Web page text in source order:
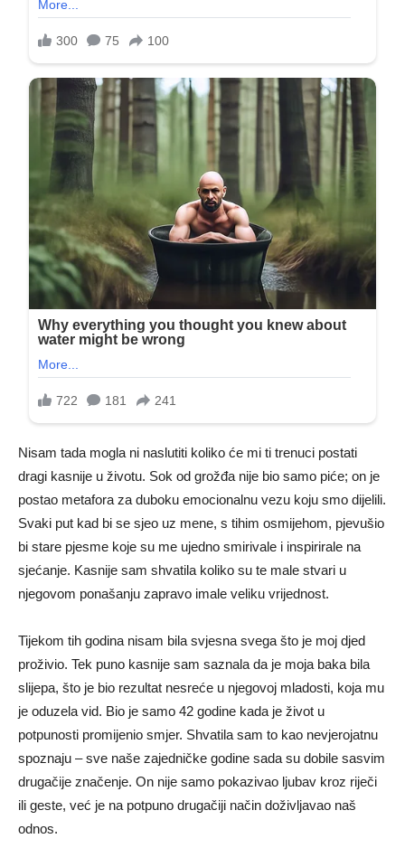
Nisam tada mogla ni naslutiti koliko će mi ti trenuci postati
dragi kasnije u životu. Sok od grožđa nije bio samo piće; on je
postao metafora za duboku emocionalnu vezu koju smo dijelili.
Svaki put kad bi se sjeo uz mene, s tihim osmijehom, pjevušio
bi stare pjesme koje su me ujedno smirivale i inspirirale na
sjećanje. Kasnije sam shvatila koliko su te male stvari u
njegovom ponašanju zapravo imale veliku vrijednost.
Tijekom tih godina nisam bila svjesna svega što je moj djed
proživio. Tek puno kasnije sam saznala da je moja baka bila
slijepa, što je bio rezultat nesreće u njegovoj mladosti, koja mu
je oduzela vid. Bio je samo 42 godine kada je život u
potpunosti promijenio smjer. Shvatila sam to kao nevjerojatnu
spoznaju – sve naše zajedničke godine sada su dobile sasvim
drugačije značenje. On nije samo pokazivao ljubav kroz riječi
ili geste, već je na potpuno drugačiji način doživljavao naš
odnos.